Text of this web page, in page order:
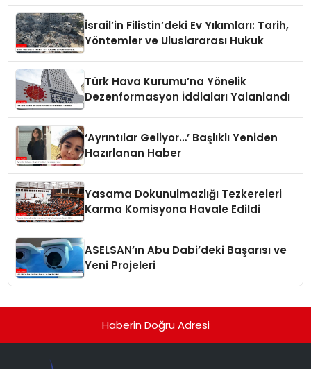
İsrail’in Filistin’deki Ev Yıkımları: Tarih,
Yöntemler ve Uluslararası Hukuk
Türk Hava Kurumu’na Yönelik
Dezenformasyon İddiaları Yalanlandı
‘Ayrıntılar Geliyor…’ Başlıklı Yeniden
Hazırlanan Haber
Yasama Dokunulmazlığı Tezkereleri
Karma Komisyona Havale Edildi
ASELSAN’ın Abu Dabi’deki Başarısı ve
Yeni Projeleri
Haberin Doğru Adresi